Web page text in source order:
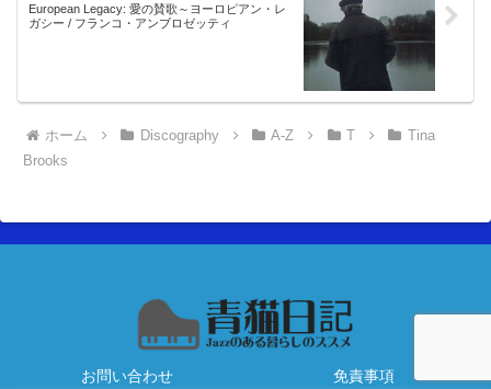
European Legacy: 愛の賛歌～ヨーロピアン・レ
ガシー / フランコ・アンブロゼッティ
ホーム Discography A-Z T
Tina
Brooks
お問い合わせ 免責事項